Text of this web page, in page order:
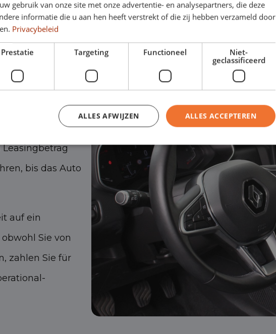
bis das Auto
auf ein
Sie von
zahlen Sie für
gebruik van onze site met onze advertentie- en analysepartners, die deze
informatie die u aan hen heeft verstrekt of die zij hebben verzameld door
Privacybeleid
Prestatie Targeting Functioneel
Niet-
geclassificeerd
ALLES ACCEPTEREN
ALLES AFWIJZEN